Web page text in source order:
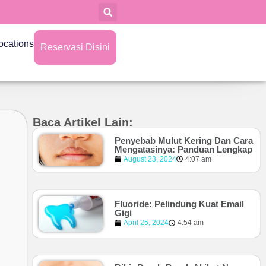
Reservasi Disini
Baca Artikel Lain:
Penyebab Mulut Kering Dan Cara
Mengatasinya: Panduan Lengkap
August 23, 2024 4:07 am
Fluoride: Pelindung Kuat Email
Gigi
April 25, 2024 4:54 am